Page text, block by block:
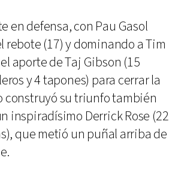
en defensa, con Pau Gasol
rebote (17) y dominando a Tim
aporte de Taj Gibson (15
y 4 tapones) para cerrar la
construyó su triunfo también
inspiradísimo Derrick Rose (22
que metió un puñal arriba de